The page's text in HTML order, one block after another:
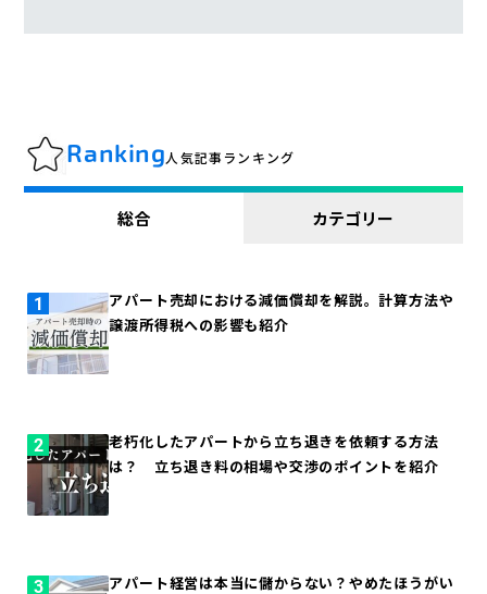
Ranking人気記事ランキング
総合 カテゴリー
アパート売却における減価償却を解説。計算方法や
譲渡所得税への影響も紹介
老朽化したアパートから立ち退きを依頼する方法
は？ 立ち退き料の相場や交渉のポイントを紹介
アパート経営は本当に儲からない？やめたほうがい